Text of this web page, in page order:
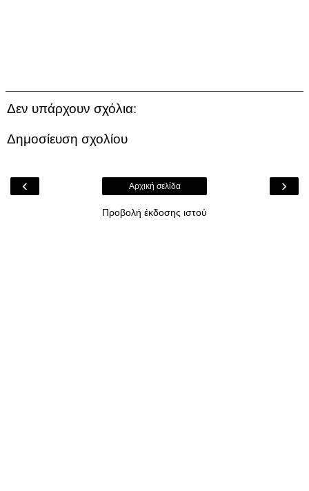
Δεν υπάρχουν σχόλια:
Δημοσίευση σχολίου
‹ ›
Αρχική σελίδα
Προβολή έκδοσης ιστού